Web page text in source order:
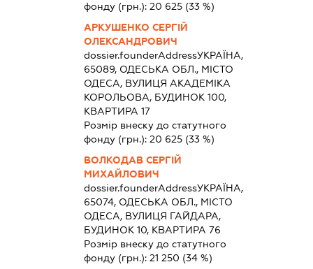
фонду (грн.):20 625 (33 %)
АРКУШЕНКО СЕРГІЙ
ОЛЕКСАНДРОВИЧ
dossier.founderAddressУКРАЇНА,
65089, ОДЕСЬКА ОБЛ., МІСТО
ОДЕСА, ВУЛИЦЯ АКАДЕМІКА
КОРОЛЬОВА, БУДИНОК 100,
КВАРТИРА 17
Розмір внеску до статутного
фонду (грн.):20 625 (33 %)
ВОЛКОДАВ СЕРГІЙ
МИХАЙЛОВИЧ
dossier.founderAddressУКРАЇНА,
65074, ОДЕСЬКА ОБЛ., МІСТО
ОДЕСА, ВУЛИЦЯ ГАЙДАРА,
БУДИНОК 10, КВАРТИРА 76
Розмір внеску до статутного
фонду (грн.):21 250 (34 %)